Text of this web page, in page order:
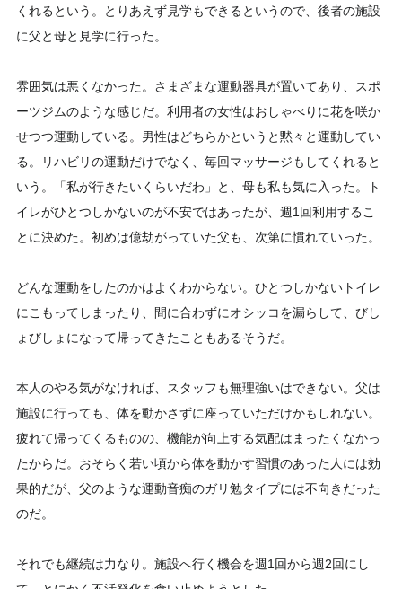
くれるという。とりあえず見学もできるというので、後者の施設
に父と母と見学に行った。
雰囲気は悪くなかった。さまざまな運動器具が置いてあり、スポ
ーツジムのような感じだ。利用者の女性はおしゃべりに花を咲か
せつつ運動している。男性はどちらかというと黙々と運動してい
る。リハビリの運動だけでなく、毎回マッサージもしてくれると
いう。「私が行きたいくらいだわ」と、母も私も気に入った。ト
イレがひとつしかないのが不安ではあったが、週1回利用するこ
とに決めた。初めは億劫がっていた父も、次第に慣れていった。
どんな運動をしたのかはよくわからない。ひとつしかないトイレ
にこもってしまったり、間に合わずにオシッコを漏らして、びし
ょびしょになって帰ってきたこともあるそうだ。
本人のやる気がなければ、スタッフも無理強いはできない。父は
施設に行っても、体を動かさずに座っていただけかもしれない。
疲れて帰ってくるものの、機能が向上する気配はまったくなかっ
たからだ。おそらく若い頃から体を動かす習慣のあった人には効
果的だが、父のような運動音痴のガリ勉タイプには不向きだった
のだ。
それでも継続は力なり。施設へ行く機会を週1回から週2回にし